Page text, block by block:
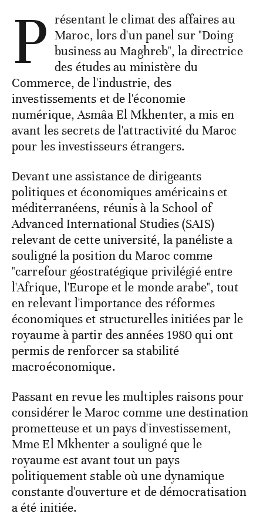
P résentant le climat des affaires au
Maroc, lors d'un panel sur "Doing
business au Maghreb", la directrice
des études au ministère du
Commerce, de l'industrie, des
investissements et de l'économie
numérique, Asmâa El Mkhenter, a mis en
avant les secrets de l'attractivité du Maroc
pour les investisseurs étrangers.
Devant une assistance de dirigeants
politiques et économiques américains et
méditerranéens, réunis à la School of
Advanced International Studies (SAIS)
relevant de cette université, la panéliste a
souligné la position du Maroc comme
"carrefour géostratégique privilégié entre
l'Afrique, l'Europe et le monde arabe", tout
en relevant l'importance des réformes
économiques et structurelles initiées par le
royaume à partir des années 1980 qui ont
permis de renforcer sa stabilité
macroéconomique.
Passant en revue les multiples raisons pour
considérer le Maroc comme une destination
prometteuse et un pays d'investissement,
Mme El Mkhenter a souligné que le
royaume est avant tout un pays
politiquement stable où une dynamique
constante d'ouverture et de démocratisation
a été initiée.